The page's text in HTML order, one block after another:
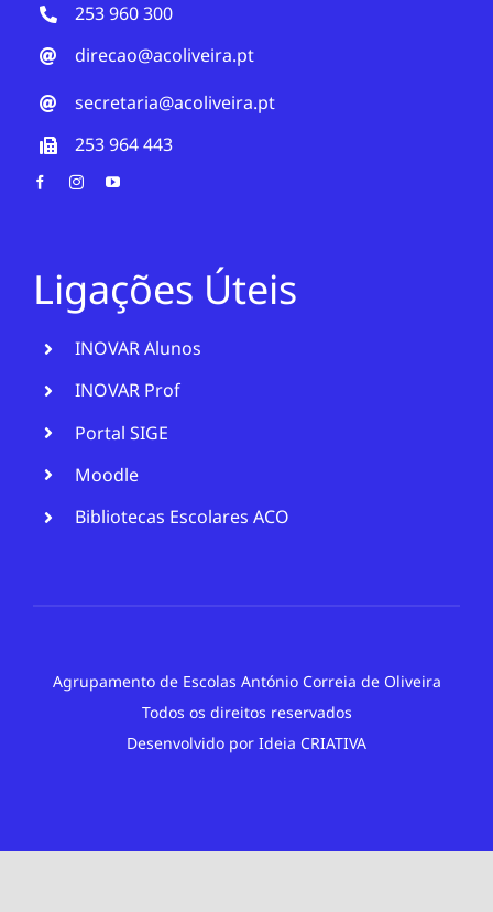
253 960 300
direcao@acoliveira.pt
secretaria@acoliveira.pt
253 964 443
Ligações Úteis
INOVAR Alunos
INOVAR Prof
Portal SIGE
Moodle
Bibliotecas Escolares ACO
Agrupamento de Escolas António Correia de Oliveira
Todos os direitos reservados
Desenvolvido por Ideia CRIATIVA